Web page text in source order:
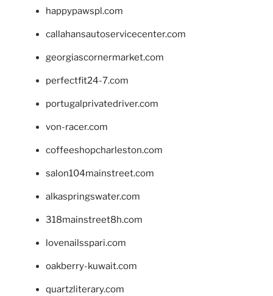
happypawspl.com
callahansautoservicecenter.com
georgiascornermarket.com
perfectfit24-7.com
portugalprivatedriver.com
von-racer.com
coffeeshopcharleston.com
salon104mainstreet.com
alkaspringswater.com
318mainstreet8h.com
lovenailsspari.com
oakberry-kuwait.com
quartzliterary.com